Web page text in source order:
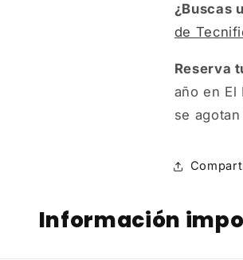
¿Buscas
de
Reserva
año en El
se
Información